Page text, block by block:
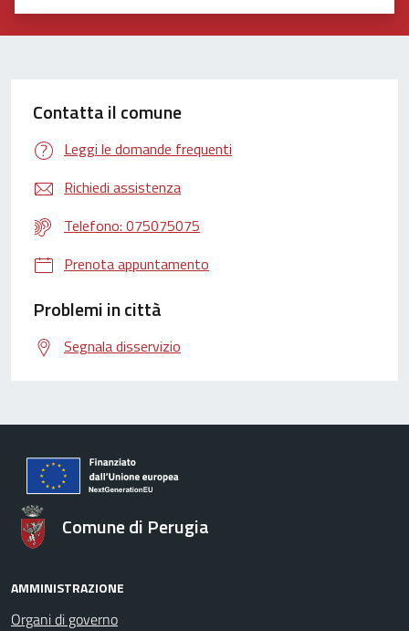
Valuta 5 stelle su 5
Valuta 4 stelle su 5
Valuta 3 stelle su 5
Valuta 2 stelle su 5
Valuta 1 stelle su 5
Contatta il comune
Leggi le domande frequenti
Richiedi assistenza
Telefono: 075075075
Prenota appuntamento
Problemi in città
Segnala disservizio
Comune di Perugia
AMMINISTRAZIONE
Organi di governo